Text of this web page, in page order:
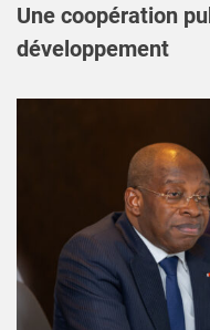
Une coopération
développement